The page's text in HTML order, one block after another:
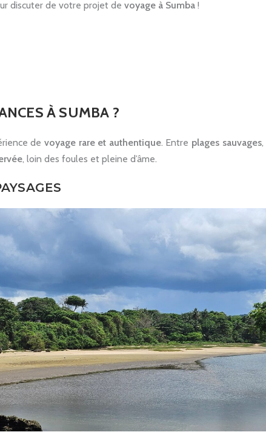
discuter de votre projet devoyage à Sumba !
À SUMBA ?
de voyage rare et authentique. Entre plages sauvages,
, loin des foules et pleine d’âme.